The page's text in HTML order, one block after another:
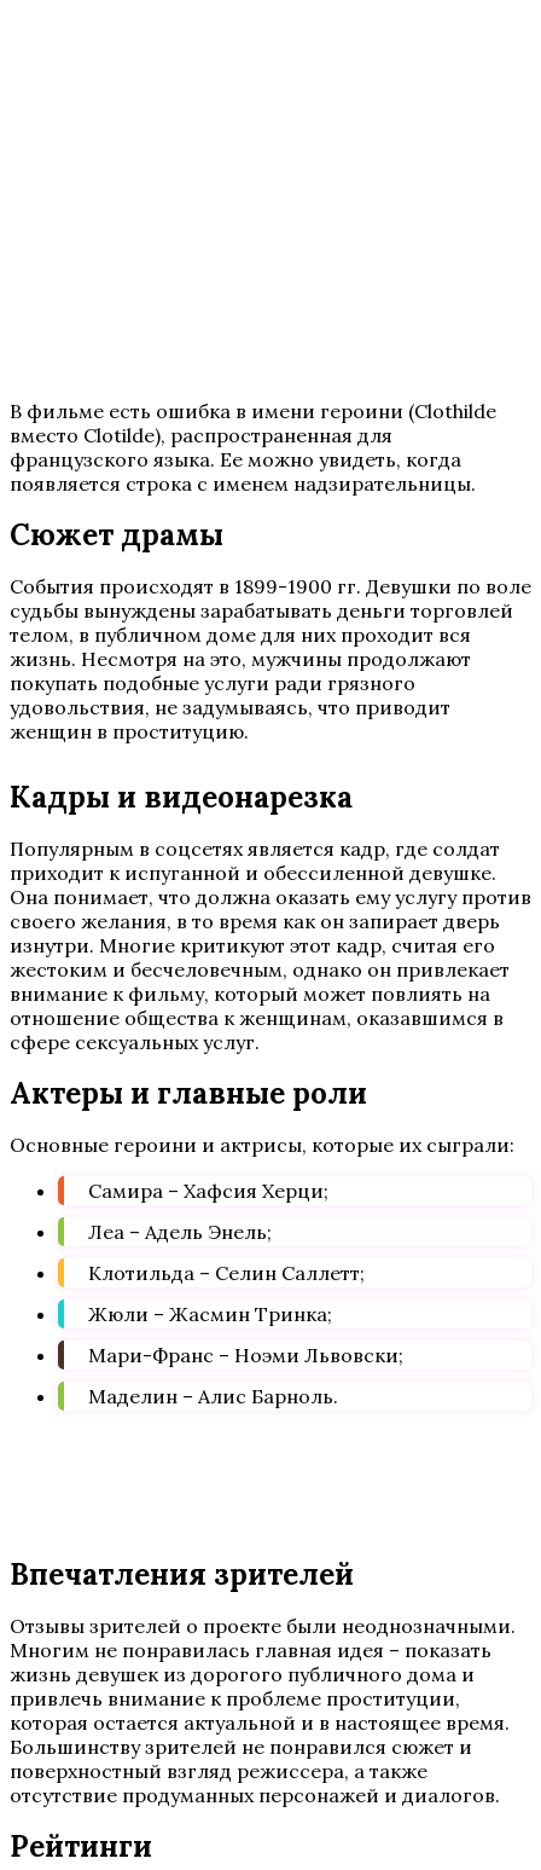
В фильме есть ошибка в имени героини (Clothilde
вместо Clotilde), распространенная для
французского языка. Ее можно увидеть, когда
появляется строка с именем надзирательницы.
Сюжет драмы
События происходят в 1899-1900 гг. Девушки по воле
судьбы вынуждены зарабатывать деньги торговлей
телом, в публичном доме для них проходит вся
жизнь. Несмотря на это, мужчины продолжают
покупать подобные услуги ради грязного
удовольствия, не задумываясь, что приводит
женщин в проституцию.
Кадры и видеонарезка
Популярным в соцсетях является кадр, где солдат
приходит к испуганной и обессиленной девушке.
Она понимает, что должна оказать ему услугу против
своего желания, в то время как он запирает дверь
изнутри. Многие критикуют этот кадр, считая его
жестоким и бесчеловечным, однако он привлекает
внимание к фильму, который может повлиять на
отношение общества к женщинам, оказавшимся в
сфере сексуальных услуг.
Актеры и главные роли
Основные героини и актрисы, которые их сыграли:
Самира – Хафсия Херци;
Леа – Адель Энель;
Клотильда – Селин Саллетт;
Жюли – Жасмин Тринка;
Мари-Франс – Ноэми Львовски;
Маделин – Алис Барноль.
Впечатления зрителей
Отзывы зрителей о проекте были неоднозначными.
Многим не понравилась главная идея – показать
жизнь девушек из дорогого публичного дома и
привлечь внимание к проблеме проституции,
которая остается актуальной и в настоящее время.
Большинству зрителей не понравился сюжет и
поверхностный взгляд режиссера, а также
отсутствие продуманных персонажей и диалогов.
Рейтинги